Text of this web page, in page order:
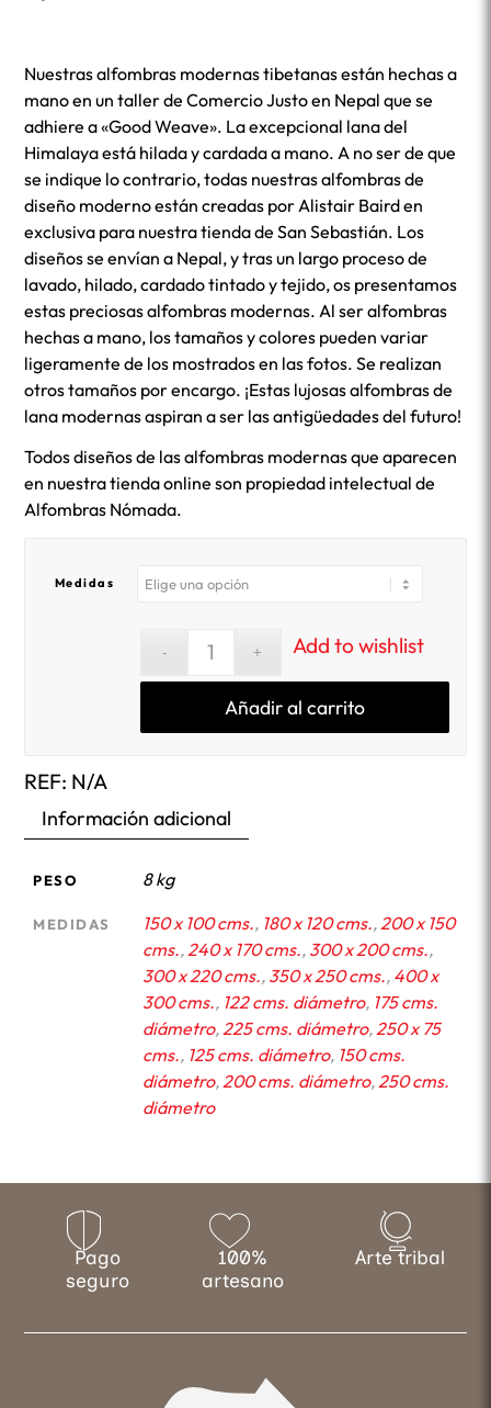
Nuestras alfombras modernas tibetanas están hechas a
mano en un taller de Comercio Justo en Nepal que se
adhiere a «Good Weave». La excepcional lana del
Himalaya está hilada y cardada a mano. A no ser de que
se indique lo contrario, todas nuestras alfombras de
diseño moderno están creadas por Alistair Baird en
exclusiva para nuestra tienda de San Sebastián. Los
diseños se envían a Nepal, y tras un largo proceso de
lavado, hilado, cardado tintado y tejido, os presentamos
estas preciosas alfombras modernas. Al ser alfombras
hechas a mano, los tamaños y colores pueden variar
ligeramente de los mostrados en las fotos. Se realizan
otros tamaños por encargo. ¡Estas lujosas alfombras de
lana modernas aspiran a ser las antigüedades del futuro!
Todos diseños de las alfombras modernas que aparecen
en nuestra tienda online son propiedad intelectual de
Alfombras Nómada.
Medidas
Añadir al carrito
Add to wishlist
REF: N/A
Información adicional
PESO 8 kg
MEDIDAS 150 x 100 cms., 180 x 120 cms.,200 x 150
cms.,240 x 170 cms., 300 x 200 cms.,
300 x 220 cms., 350 x 250 cms., 400 x
300 cms., 122 cms. diámetro, 175 cms.
diámetro,225 cms. diámetro,250 x 75
cms., 125 cms. diámetro, 150 cms.
diámetro,200 cms. diámetro,250 cms.
diámetro
Pago
seguro
100%
artesano
Arte tribal